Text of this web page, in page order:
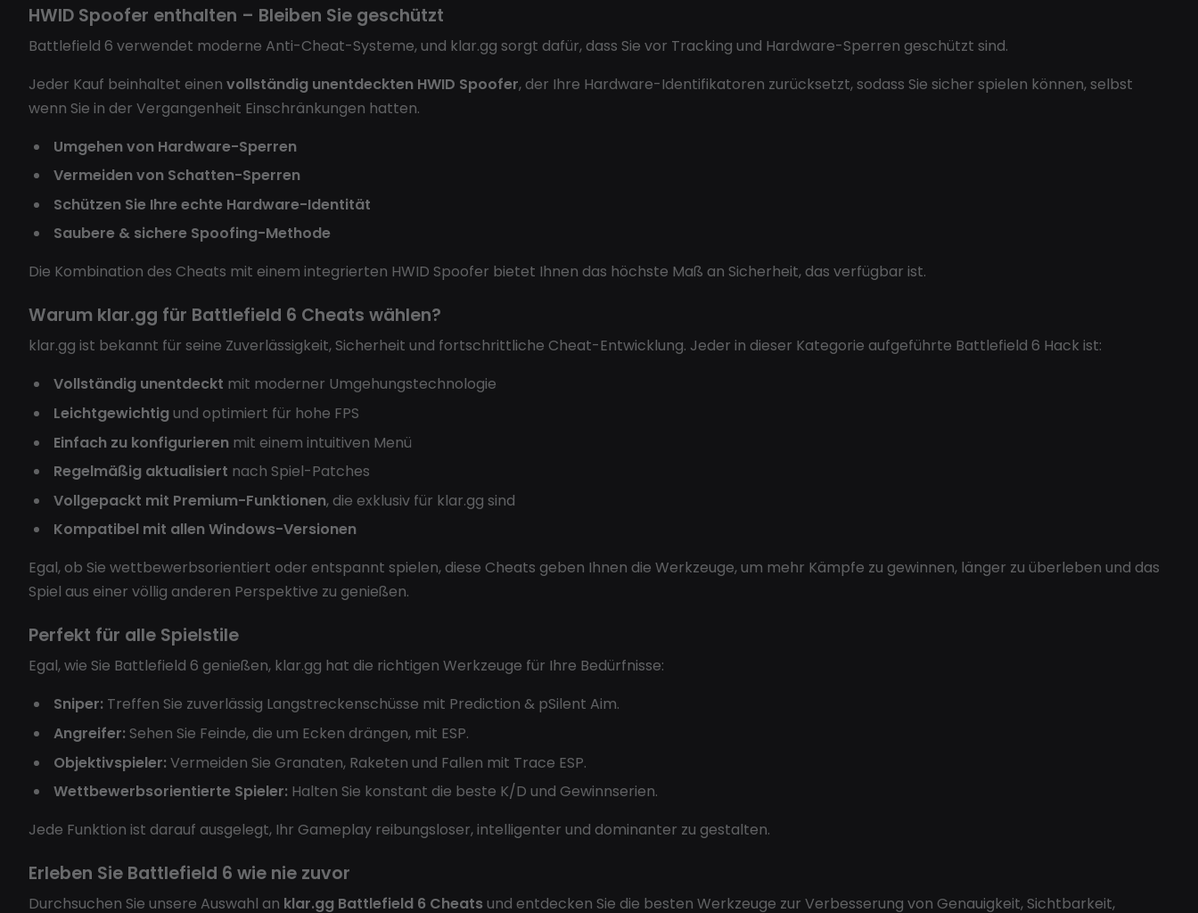
HWID Spoofer enthalten – Bleiben Sie geschützt
Battlefield 6 verwendet moderne Anti-Cheat-Systeme, und klar.gg sorgt dafür, dass Sie vor Tracking und Hardware-Sperren geschützt sind.
Jeder Kauf beinhaltet einen vollständig unentdeckten HWID Spoofer, der Ihre Hardware-Identifikatoren zurücksetzt, sodass Sie sicher spielen können, selbst
wenn Sie in der Vergangenheit Einschränkungen hatten.
Umgehen von Hardware-Sperren
Vermeiden von Schatten-Sperren
Schützen Sie Ihre echte Hardware-Identität
Saubere & sichere Spoofing-Methode
Die Kombination des Cheats mit einem integrierten HWID Spoofer bietet Ihnen das höchste Maß an Sicherheit, das verfügbar ist.
Warum klar.gg für Battlefield 6 Cheats wählen?
klar.gg ist bekannt für seine Zuverlässigkeit, Sicherheit und fortschrittliche Cheat-Entwicklung. Jeder in dieser Kategorie aufgeführte Battlefield 6 Hack ist:
Vollständig unentdeckt mit moderner Umgehungstechnologie
Leichtgewichtigund optimiert für hohe FPS
Einfach zu konfigurieren mit einem intuitiven Menü
Regelmäßig aktualisiert nach Spiel-Patches
Vollgepackt mit Premium-Funktionen, die exklusiv für klar.gg sind
Kompatibel mit allen Windows-Versionen
Egal, ob Sie wettbewerbsorientiert oder entspannt spielen, diese Cheats geben Ihnen die Werkzeuge, um mehr Kämpfe zu gewinnen, länger zu überleben und das
Spiel aus einer völlig anderen Perspektive zu genießen.
Perfekt für alle Spielstile
Egal, wie Sie Battlefield 6 genießen, klar.gg hat die richtigen Werkzeuge für Ihre Bedürfnisse:
Sniper: Treffen Sie zuverlässig Langstreckenschüsse mit Prediction & pSilent Aim.
Angreifer: Sehen Sie Feinde, die um Ecken drängen, mit ESP.
Objektivspieler: Vermeiden Sie Granaten, Raketen und Fallen mit Trace ESP.
Wettbewerbsorientierte Spieler: Halten Sie konstant die beste K/D und Gewinnserien.
Jede Funktion ist darauf ausgelegt, Ihr Gameplay reibungsloser, intelligenter und dominanter zu gestalten.
Erleben Sie Battlefield 6 wie nie zuvor
Durchsuchen Sie unsere Auswahl an klar.gg Battlefield 6 Cheats und entdecken Sie die besten Werkzeuge zur Verbesserung von Genauigkeit, Sichtbarkeit,